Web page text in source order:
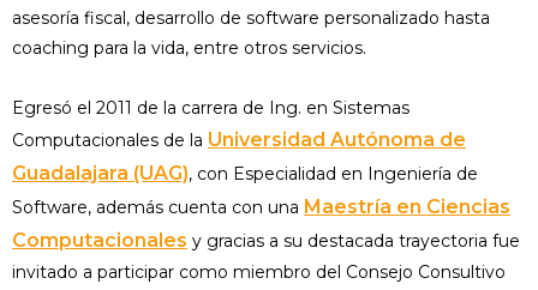
asesoría fiscal, desarrollo de software personalizado hasta
coaching para la vida, entre otros servicios.
Egresó el 2011 de la carrera de Ing. en Sistemas
Computacionales de la Universidad Autónoma de
Guadalajara (UAG), con Especialidad en Ingeniería de
Software, además cuenta con una Maestría en Ciencias
Computacionales y gracias a su destacada trayectoria fue
invitado a participar como miembro del Consejo Consultivo